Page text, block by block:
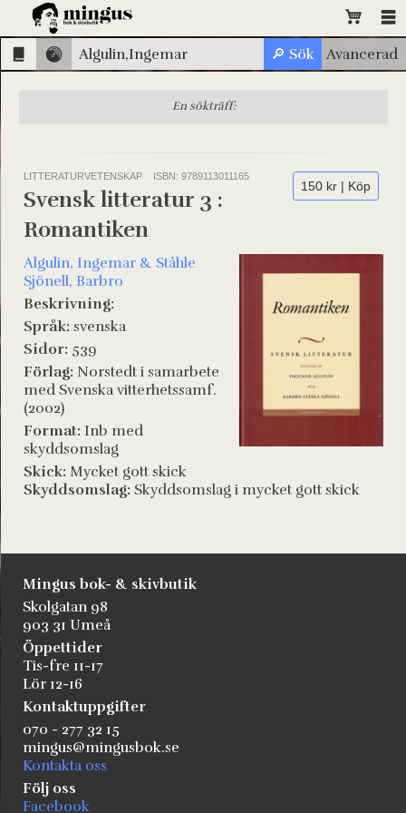
En sökträff:
LITTERATURVETENSKAP ISBN: 9789113011165
150 kr | Köp
Svensk litteratur 3 :
Romantiken
Algulin, Ingemar & Ståhle
Sjönell, Barbro
Beskrivning:
Språk: svenska
Sidor: 539
Förlag: Norstedt i samarbete
med Svenska vitterhetssamf.
(2002)
Format: Inb med
skyddsomslag
Skick: Mycket gott skick
Skyddsomslag: Skyddsomslag i mycket gott skick
Mingus bok- & skivbutik
Skolgatan 98
903 31 Umeå
Öppettider
Tis-fre 11-17
Lör 12-16
Kontaktuppgifter
070 - 277 32 15
mingus@mingusbok.se
Kontakta oss
Följ oss
Facebook